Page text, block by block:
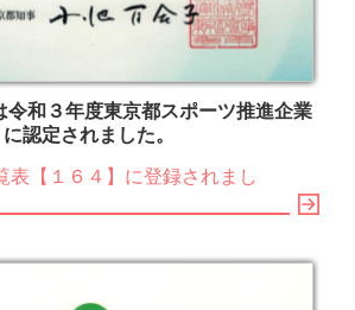
令和３年度東京都スポーツ推進企業
に認定されました。
表【１６４】に登録されまし